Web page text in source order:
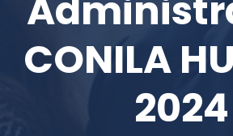
CONILA
2024